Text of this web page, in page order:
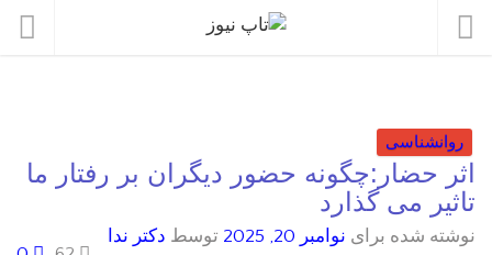
روانشناسی
اثر حضار:چگونه حضور دیگران بر رفتار ما
تاثیر می گذارد
نوشته شده برای نوامبر 20, 2025 توسط دکتر ندا